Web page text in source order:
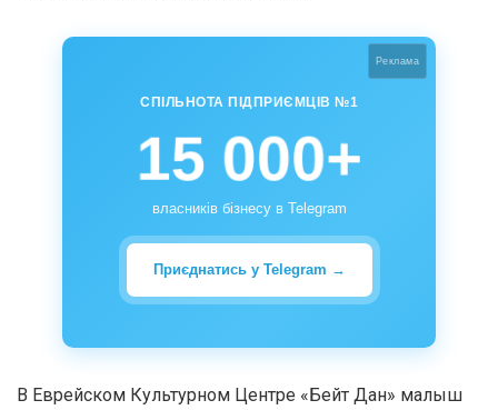
Реклама
СПІЛЬНОТА ПІДПРИЄМЦІВ №1
15 000+
власників бізнесу в Telegram
Приєднатись у Telegram →
В Еврейском Культурном Центре «Бейт Дан» малыш